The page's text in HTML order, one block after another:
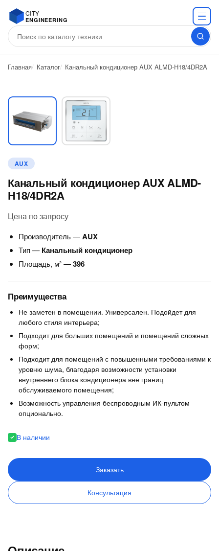
CITY
ENGINEERING
Главная Каталог Канальный кондиционер AUX ALMD-H18/4DR2A
AUX
Канальный кондиционер AUX ALMD-
H18/4DR2A
Цена по запросу
Производитель —AUX
Тип — Канальный кондиционер
Площадь, м² —396
Преимущества
Не заметен в помещении. Универсален. Подойдет для
любого стиля интерьера;
Подходит для больших помещений и помещений сложных
форм;
Подходит для помещений с повышенными требованиями к
уровню шума, благодаря возможности установки
внутреннего блока кондиционера вне границ
обслуживаемого помещения;
Возможность управления беспроводным ИК-пультом
опционально.
В наличии
Заказать
Консультация